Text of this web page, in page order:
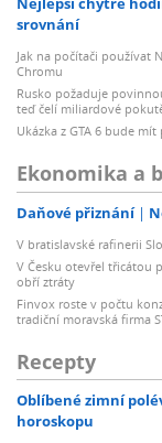
srovnání
Jak na počítači používat
Chromu
Rusko požaduje
teď čelí miliardové
Ukázka z GTA 6 bude
Ekonomika a
Daňové přiznání
V bratislavské rafinerii
V Česku otevřel třicátou
obří ztráty
Finvox roste v počtu
tradiční moravská firma
Recepty
Oblíbené zimní
horoskopu